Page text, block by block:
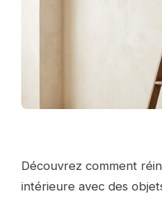
Découvrez comment
intérieure avec des